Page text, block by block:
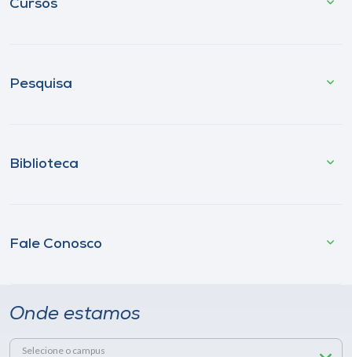
Cursos
Pesquisa
Biblioteca
Fale Conosco
Onde estamos
Selecione o campus